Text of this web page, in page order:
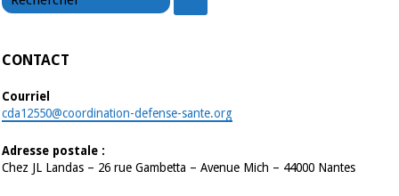
CONTACT
Courriel
cda12550@coordination-defense-sante.org
Adresse postale :
Chez JL Landas – 26 rue Gambetta – Avenue Mich – 44000 Nantes